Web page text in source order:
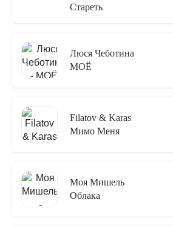
Стареть
Люся Чеботина
МОЁ
Filatov & Karas
Мимо Меня
Моя Мишель
Облака